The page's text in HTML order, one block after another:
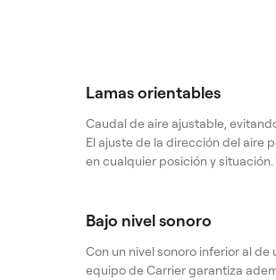
Lamas orientables
Caudal de aire ajustable,
El ajuste de la dirección del aire
en cualquier posición y situación.
Bajo nivel sonoro
Con un nivel sonoro inferior al de
equipo de Carrier garantiza